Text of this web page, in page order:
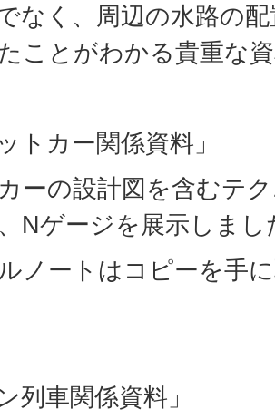
なく、周辺の水路の
ことがわかる貴重な
トカー関係資料」
ーの設計図を含むテ
Nゲージを展示しまし
ノートはコピーを手
列車関係資料」